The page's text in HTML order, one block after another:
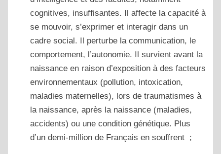
cognitives, insuffisantes. Il affecte la capacité à
se mouvoir, s’exprimer et interagir dans un
cadre social. Il perturbe la communication, le
comportement, l’autonomie. Il survient avant la
naissance en raison d’exposition à des facteurs
environnementaux (pollution, intoxication,
maladies maternelles), lors de traumatismes à
la naissance, après la naissance (maladies,
accidents) ou une condition génétique. Plus
d’un demi-million de Français en souffrent ;